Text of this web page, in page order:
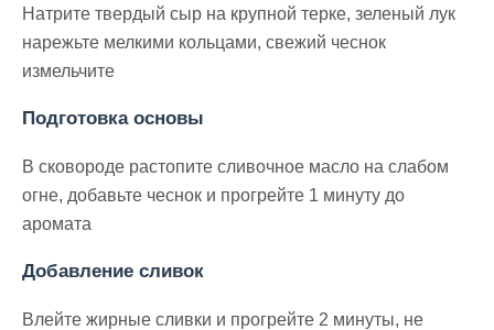
Натрите твердый сыр на крупной терке, зеленый лук
нарежьте мелкими кольцами, свежий чеснок
измельчите
Подготовка основы
В сковороде растопите сливочное масло на слабом
огне, добавьте чеснок и прогрейте 1 минуту до
аромата
Добавление сливок
Влейте жирные сливки и прогрейте 2 минуты, не